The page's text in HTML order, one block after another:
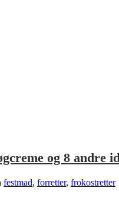
og 8 andre
festmad, forretter, frokostretter